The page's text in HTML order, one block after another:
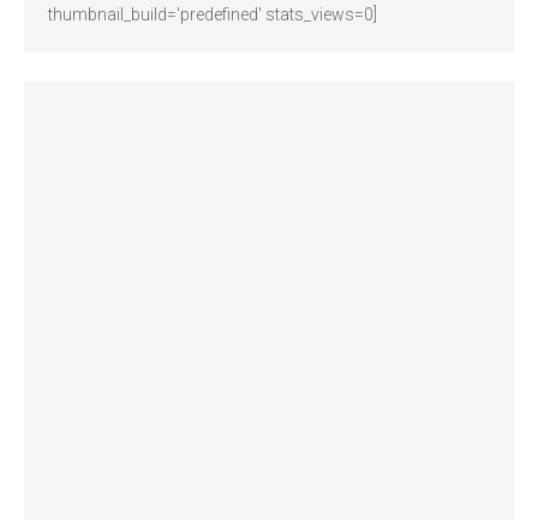
thumbnail_build='predefined' stats_views=0]